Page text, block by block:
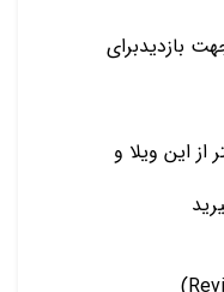
بازدیدبرای
این ویلا و